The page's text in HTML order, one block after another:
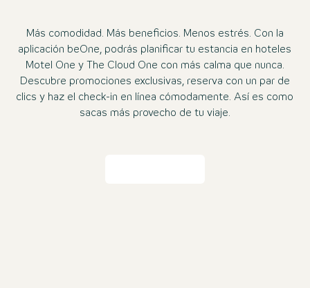
Más comodidad. Más beneficios. Menos estrés. Con la
aplicación beOne, podrás planificar tu estancia en hoteles
Motel One y The Cloud One con más calma que nunca.
Descubre promociones exclusivas, reserva con un par de
clics y haz el check-in en línea cómodamente. Así es como
sacas más provecho de tu viaje.